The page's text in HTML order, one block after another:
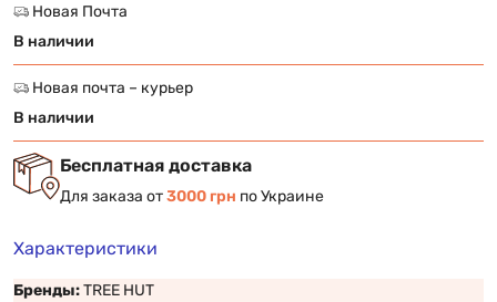
Новая Почта
В наличии
Новая почта – курьер
В наличии
Бесплатная доставка
Для заказа от3000 грн по Украине
Характеристики
Бренды:TREE HUT